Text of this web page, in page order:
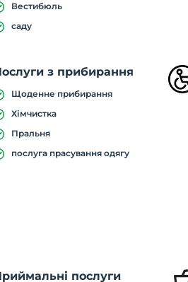
Вестибюль
саду
з прибирання
Щоденне прибирання
Хімчистка
Пральня
послуга прасування одягу
послуги